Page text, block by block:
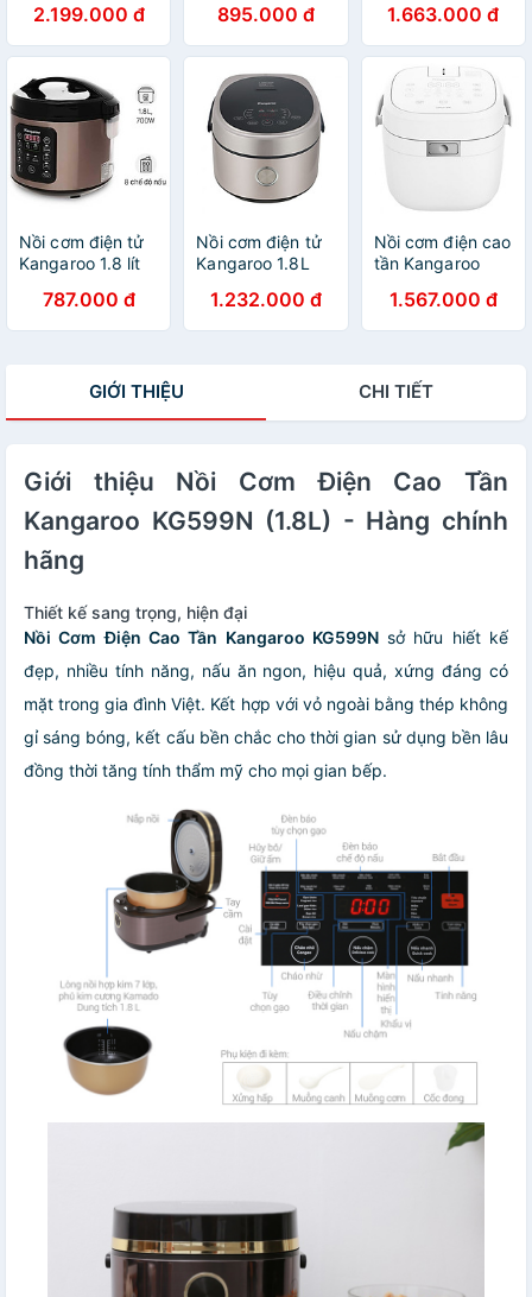
Hàng Chính Hãng
2.199.000 đ
Hàng chính hãng
895.000 đ
dung tích 1.8L,
công suất
1300W, công
nghệ gia nhiệt IH,
cho nhiệt tỏa
đều, nhanh -
Hàng chính hãng
1.663.000 đ
Nồi cơm điện tử
Kangaroo 1.8 lít
chính hãng
787.000 đ
Nồi cơm điện tử
Kangaroo 1.8L
KG18DR12, dung
tích 1.8L, công
chính hãng
1.232.000 đ
Nồi cơm điện cao
tần Kangaroo
dung tích 1.2L,
công suất
nhiệt tỏa đều,
được cài đặt sẵn
- Hàng chính
hãng
1.567.000 đ
GIỚI THIỆU CHI TIẾT
Giới thiệu Nồi Cơm Điện Cao Tần
Kangaroo KG599N (1.8L) - Hàng chính
hãng
Thiết kế sang trọng, hiện đại
Nồi Cơm Điện Cao Tần Kangaroo KG599Nsở hữu hiết kế
đẹp, nhiều tính năng, nấu ăn ngon, hiệu quả, xứng đáng có
mặt trong gia đình Việt. Kết hợp với vỏ ngoài bằng thép không
gỉ sáng bóng, kết cấu bền chắc cho thời gian sử dụng bền lâu
đồng thời tăng tính thẩm mỹ cho mọi gian bếp.